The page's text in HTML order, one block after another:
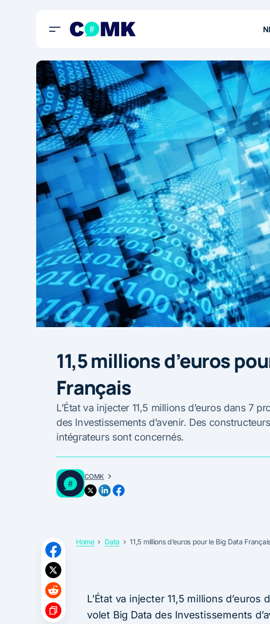
11,5 millions d’euros
Français
L’État va injecter 11,5 millions d’euros dans 7
des Investissements d’avenir. Des
intégrateurs sont concernés.
COMK
Home Data 11,5 millions d’euros pour le Big Data
L’État va injecter 11,5 millions
volet Big Data des Investissements